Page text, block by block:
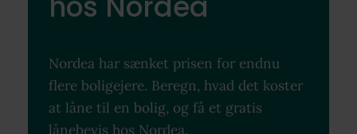
Nordea har sænket prisen for endnu
flere boligejere. Beregn, hvad det koster
at låne til en bolig, og få et gratis
lånebevis hos Nordea.